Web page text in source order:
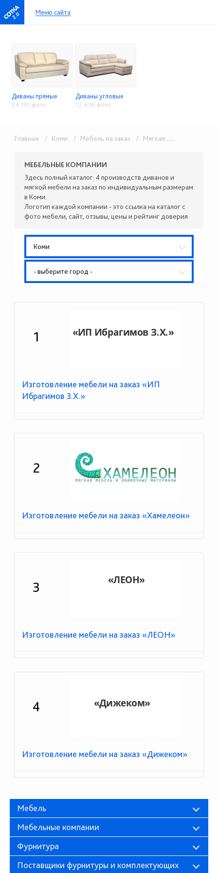
2.0 Меню сайта
Диваны прямые
24 191 фото
Диваны угловые
12 438 фото
Главная / Коми / Мебель на заказ / Мягкая мебель
МЕБЕЛЬНЫЕ КОМПАНИИ
Здесь полный каталог: 4 производств диванов и
мягкой мебели на заказ по индивидуальным размерам
в Коми.
Логотип каждой компании - это ссылка на каталог с
фото мебели, сайт, отзывы, цены и рейтинг доверия
Коми
- выберите город -
1
Изготовление мебели на заказ «ИП
Ибрагимов З.Х.»
2
Изготовление мебели на заказ «Хамелеон»
3
Изготовление мебели на заказ «ЛЕОН»
4
Изготовление мебели на заказ «Дижеком»
Мебель
Мебельные компании
Фурнитура
Поставщики фурнитуры и комплектующих